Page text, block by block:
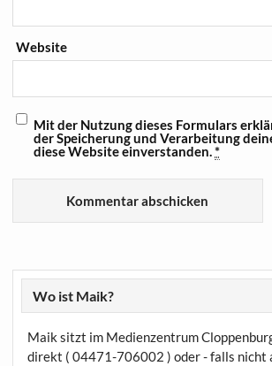
Website
Mit der Nutzung dieses Formulars
der Speicherung und Verarbeitung
diese Website einverstanden.*
Wo ist Maik?
Maik sitzt im Medienzentrum
direkt ( 04471-706002 ) oder - falls nicht